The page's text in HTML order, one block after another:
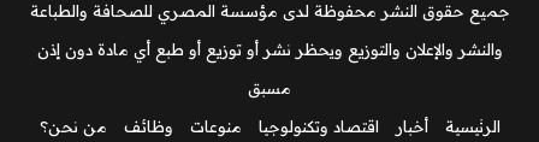
جميع حقوق النشر محفوظة لدى مؤسسة المصري للصحافة والطباعة
والنشر والإعلان والتوزيع ويحظر نشر أو توزيع أو طبع أي مادة دون إذن
مسبق
الرئيسية
أخبار اقتصاد وتكنولوجيا منوعات وظائف من نحن؟